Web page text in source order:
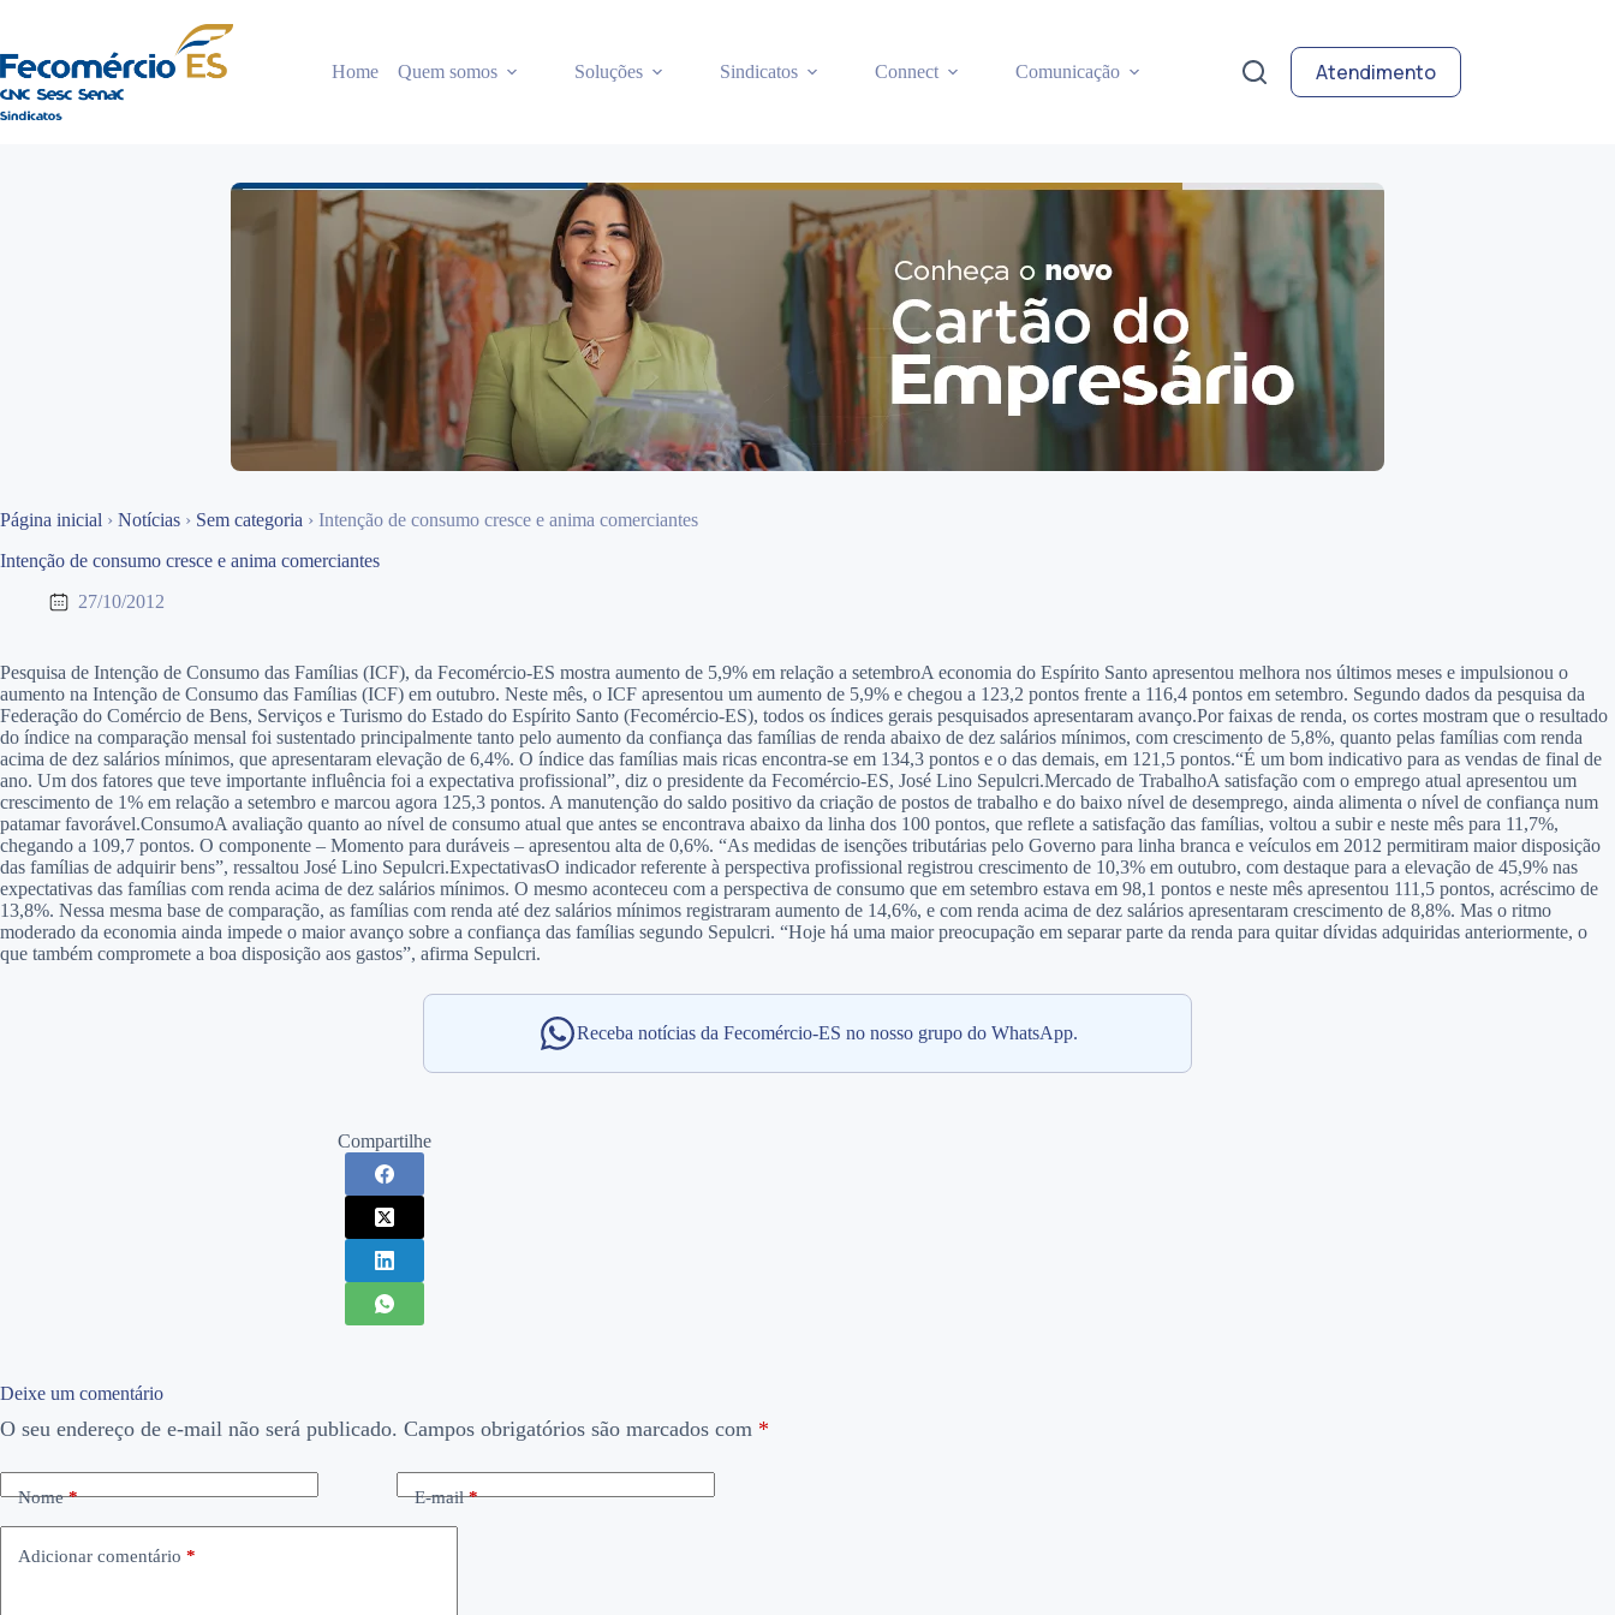
o
conteúdo
Home Quem somos Soluções Sindicatos Connect Comunicação Atendimento
Página inicial › Notícias › Sem categoria › Intenção de consumo cresce e anima comerciantes
Intenção de consumo cresce e anima comerciantes
27/10/2012
Pesquisa de Intenção de Consumo das Famílias (ICF), da Fecomércio-ES mostra aumento de 5,9% em relação a setembroA economia do Espírito Santo apresentou melhora nos últimos meses e impulsionou o
aumento na Intenção de Consumo das Famílias (ICF) em outubro. Neste mês, o ICF apresentou um aumento de 5,9% e chegou a 123,2 pontos frente a 116,4 pontos em setembro. Segundo dados da pesquisa da
Federação do Comércio de Bens, Serviços e Turismo do Estado do Espírito Santo (Fecomércio-ES), todos os índices gerais pesquisados apresentaram avanço.Por faixas de renda, os cortes mostram que o resultado
do índice na comparação mensal foi sustentado principalmente tanto pelo aumento da confiança das famílias de renda abaixo de dez salários mínimos, com crescimento de 5,8%, quanto pelas famílias com renda
acima de dez salários mínimos, que apresentaram elevação de 6,4%. O índice das famílias mais ricas encontra-se em 134,3 pontos e o das demais, em 121,5 pontos.“É um bom indicativo para as vendas de final de
ano. Um dos fatores que teve importante influência foi a expectativa profissional”, diz o presidente da Fecomércio-ES, José Lino Sepulcri.Mercado de TrabalhoA satisfação com o emprego atual apresentou um
crescimento de 1% em relação a setembro e marcou agora 125,3 pontos. A manutenção do saldo positivo da criação de postos de trabalho e do baixo nível de desemprego, ainda alimenta o nível de confiança num
patamar favorável.ConsumoA avaliação quanto ao nível de consumo atual que antes se encontrava abaixo da linha dos 100 pontos, que reflete a satisfação das famílias, voltou a subir e neste mês para 11,7%,
chegando a 109,7 pontos. O componente – Momento para duráveis – apresentou alta de 0,6%. “As medidas de isenções tributárias pelo Governo para linha branca e veículos em 2012 permitiram maior disposição
das famílias de adquirir bens”, ressaltou José Lino Sepulcri.ExpectativasO indicador referente à perspectiva profissional registrou crescimento de 10,3% em outubro, com destaque para a elevação de 45,9% nas
expectativas das famílias com renda acima de dez salários mínimos. O mesmo aconteceu com a perspectiva de consumo que em setembro estava em 98,1 pontos e neste mês apresentou 111,5 pontos, acréscimo de
13,8%. Nessa mesma base de comparação, as famílias com renda até dez salários mínimos registraram aumento de 14,6%, e com renda acima de dez salários apresentaram crescimento de 8,8%. Mas o ritmo
moderado da economia ainda impede o maior avanço sobre a confiança das famílias segundo Sepulcri. “Hoje há uma maior preocupação em separar parte da renda para quitar dívidas adquiridas anteriormente, o
que também compromete a boa disposição aos gastos”, afirma Sepulcri.
Receba notícias da Fecomércio-ES no nosso grupo do WhatsApp.
Compartilhe
Deixe um comentário
O seu endereço de e-mail não será publicado. Campos obrigatórios são marcados com *
Nome* E-mail*
Adicionar comentário *